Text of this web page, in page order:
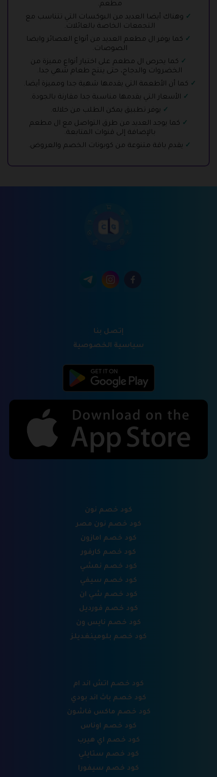
مطعم.
وهناك أيضا العديد من البوكسات التي تتناسب مع
التجمعات الخاصة بالعائلات.
كما يوفر ال مطعم العديد من أنواع العصائر وايضا
الصوصات.
كما يحرص ال مطعم على اختيار أنواع مميزة من
الخضروات والدجاج، حتى ينتج طعام شهي جدا.
كما أن الأطعمة التي يقدمها شهية جدا ومميزة أيضا.
الأسعار التي يقدمها مناسبة جدا مقارنة بالجودة.
يوفر تطبيق يمكن الطلب من خلاله.
كما يوجد العديد من طرق التواصل مع ال مطعم
بالإضافة إلى قنوات المتابعة.
يقدم باقة متنوعة من كوبونات الخصم والعروض.
إتصل بنا
سياسية الخصوصية
كود خصم نون
كود خصم نون مصر
كود خصم امازون
كود خصم كارفور
كود خصم نمشي
كود خصم سيفي
كود خصم شي ان
كود خصم فورديل
كود خصم نايس ون
كود خصم بلومينغديلز
كود خصم اتش اند ام
كود خصم باث اند بودي
كود خصم ماكس فاشون
كود خصم اوناس
كود خصم اي هيرب
كود خصم ستايلي
كود خصم سيفورا